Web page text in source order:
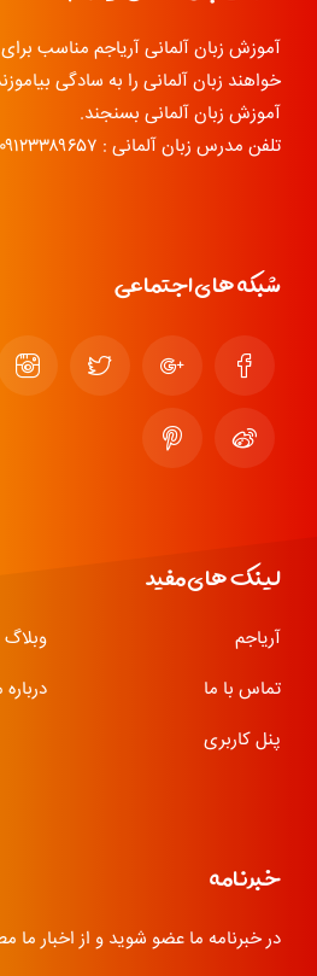
آموزش زبان آلمانی آریاجم مناسب
خواهند زبان آلمانی را به سادگی
آموزش زبان آلمانی بسنجند.
تلفن مدرس زبان آلمانی : ۰۹۱۲۳۳۸۹۶۵۷
شبکه های اجتماعی
لینک های مفید
آریاجم
وبلاگ
تماس با ما
درباره
پنل کاربری
خبرنامه
در خبرنامه ما عضو شوید و از اخبار ما